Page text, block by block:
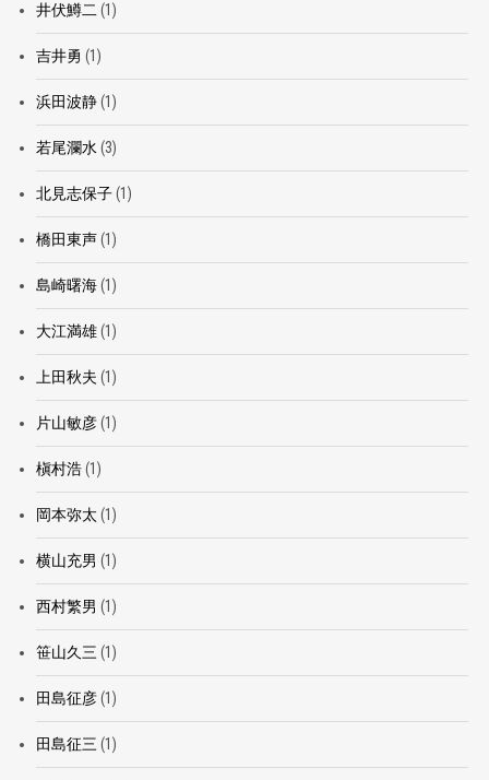
井伏鱒二 (1)
吉井勇 (1)
浜田波静(1)
若尾瀾水 (3)
北見志保子(1)
橋田東声(1)
島崎曙海(1)
大江満雄(1)
上田秋夫 (1)
片山敏彦(1)
槇村浩(1)
岡本弥太 (1)
横山充男 (1)
西村繁男 (1)
笹山久三 (1)
田島征彦(1)
田島征三 (1)